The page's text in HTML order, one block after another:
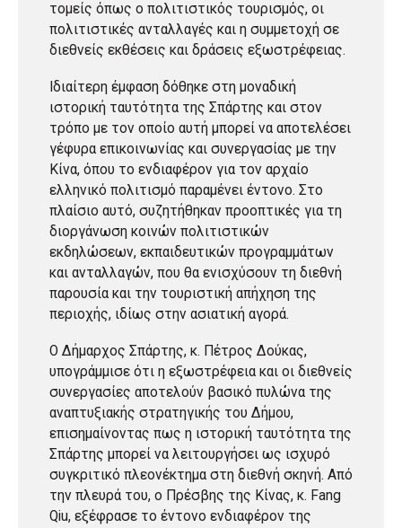
τομείς όπως ο πολιτιστικός τουρισμός, οι
πολιτιστικές ανταλλαγές και η συμμετοχή σε
διεθνείς εκθέσεις και δράσεις εξωστρέφειας.
Ιδιαίτερη έμφαση δόθηκε στη μοναδική
ιστορική ταυτότητα της Σπάρτης και στον
τρόπο με τον οποίο αυτή μπορεί να αποτελέσει
γέφυρα επικοινωνίας και συνεργασίας με την
Κίνα, όπου το ενδιαφέρον για τον αρχαίο
ελληνικό πολιτισμό παραμένει έντονο. Στο
πλαίσιο αυτό, συζητήθηκαν προοπτικές για τη
διοργάνωση κοινών πολιτιστικών
εκδηλώσεων, εκπαιδευτικών προγραμμάτων
και ανταλλαγών, που θα ενισχύσουν τη διεθνή
παρουσία και την τουριστική απήχηση της
περιοχής, ιδίως στην ασιατική αγορά.
Ο Δήμαρχος Σπάρτης, κ. Πέτρος Δούκας,
υπογράμμισε ότι η εξωστρέφεια και οι διεθνείς
συνεργασίες αποτελούν βασικό πυλώνα της
αναπτυξιακής στρατηγικής του Δήμου,
επισημαίνοντας πως η ιστορική ταυτότητα της
Σπάρτης μπορεί να λειτουργήσει ως ισχυρό
συγκριτικό πλεονέκτημα στη διεθνή σκηνή. Από
την πλευρά του, ο Πρέσβης της Κίνας, κ. Fang
Qiu, εξέφρασε το έντονο ενδιαφέρον της